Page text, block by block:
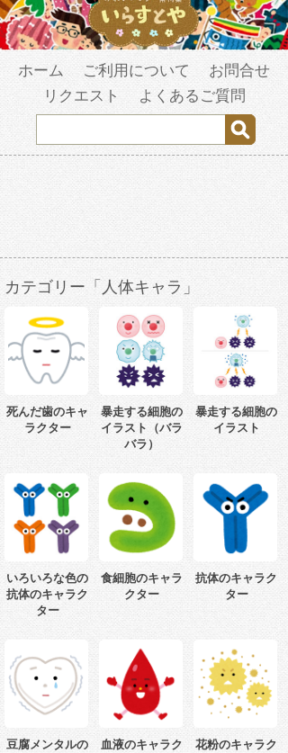
ホーム ご利用について
お問合せ
リクエスト
よくあるご質問
カテゴリー「人体キャラ」
死んだ歯のキャ
ラクター
暴走する細胞の
イラスト（バラ
バラ）
暴走する細胞の
イラスト
いろいろな色の
抗体のキャラク
ター
食細胞のキャラ
クター
抗体のキャラク
ター
豆腐メンタルの
血液のキャラク
花粉のキャラク